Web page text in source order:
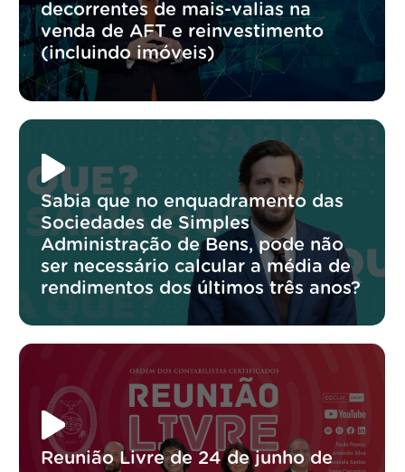
decorrentes de mais-valias na
venda de AFT e reinvestimento
(incluindo imóveis)
Sabia que no enquadramento das
Sociedades de Simples
Administração de Bens, pode não
ser necessário calcular a média de
rendimentos dos últimos três anos?
Reunião Livre de 24 de junho de